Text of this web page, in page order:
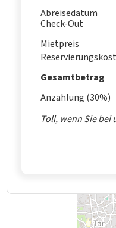
Abreisedatum
Check-Out
Mietpreis
Gesamtbetrag
Anzahlung (30%)
Toll, wenn Sie bei